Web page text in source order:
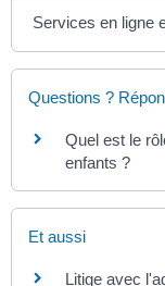
Services en ligne
Questions ?
Quel est le
enfants ?
Et aussi
Litige avec